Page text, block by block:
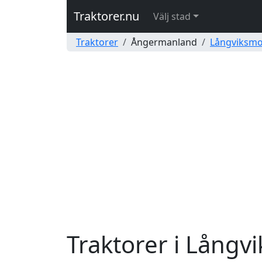
Traktorer.nu
Välj stad
Traktorer
Ångermanland
Traktorer i